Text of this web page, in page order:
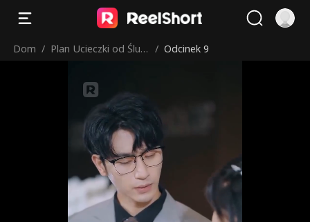
Dom / Plan Ucieczki od Ślub
e mnie rozpieszczać
/ Odcinek 9